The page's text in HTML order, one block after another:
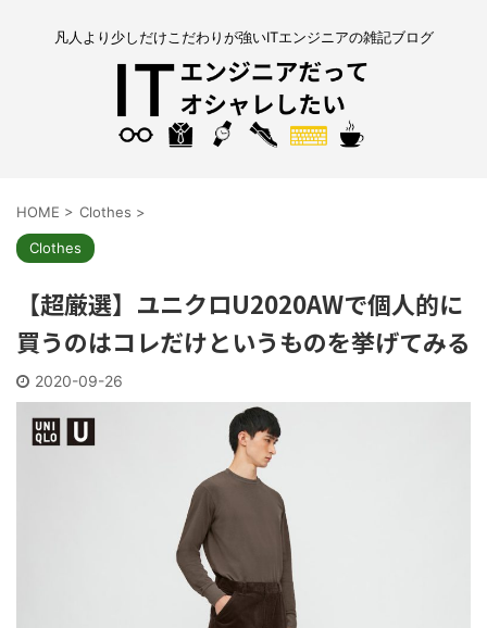
凡人より少しだけこだわりが強いITエンジニアの雑記ブログ
HOME > Clothes >
Clothes
【超厳選】ユニクロU2020AWで個人的に
買うのはコレだけというものを挙げてみる
2020-09-26